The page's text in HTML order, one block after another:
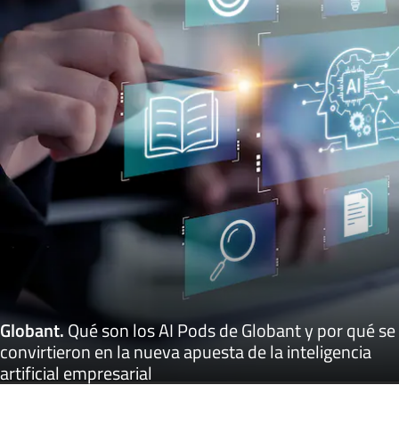
Globant.Qué son los AI Pods de Globant y por qué se
convirtieron en la nueva apuesta de la inteligencia
artificial empresarial